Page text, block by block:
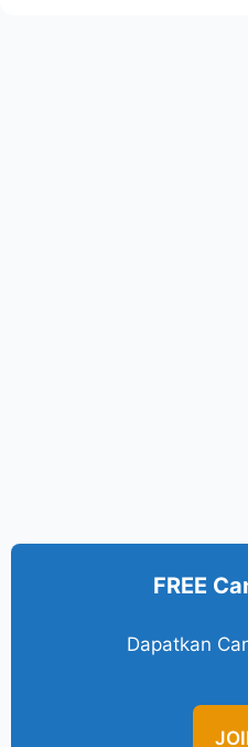
FREE
Dapatkan